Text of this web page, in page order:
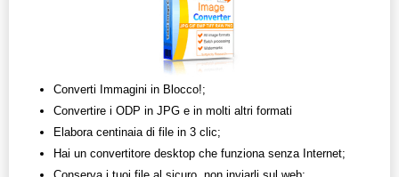
Converti Immagini in Blocco!;
Convertire i ODP in JPG e in molti altri formati
Elabora centinaia di file in 3 clic;
Hai un convertitore desktop che funziona senza Internet;